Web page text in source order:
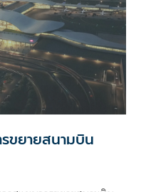
รขยายสนามบิน